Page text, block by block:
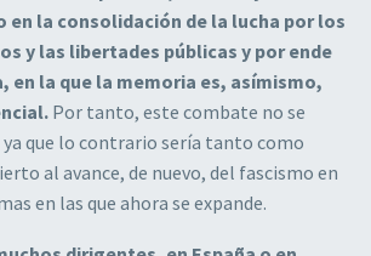
en la consolidación de la lucha por los
y las libertades públicas y por ende
en la que la memoria es, asímismo,
Por tanto, este combate no se
ya que lo contrario sería tanto como
al avance, de nuevo, del fascismo en
en las que ahora se expande.